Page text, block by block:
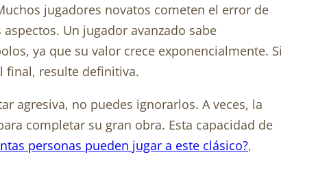
jugadores novatos cometen el error de
Un jugador avanzado sabe
ya que su valor crece exponencialmente. Si
final, resulte definitiva.
agresiva, no puedes ignorarlos. A veces, la
completar su gran obra. Esta capacidad de
personas pueden jugar a este clásico?,